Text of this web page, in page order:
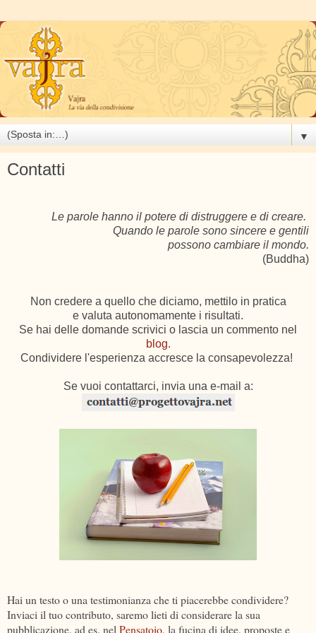
▼
Contatti
Le parole hanno il potere di distruggere e di creare.
Quando le parole sono sincere e gentili
possono cambiare il mondo.
(Buddha)
Non credere a quello che diciamo, mettilo in pratica
e valuta autonomamente i risultati.
Se hai delle domande scrivici o lascia un commento nel
blog.
Condividere l'esperienza accresce la consapevolezza!
Se vuoi contattarci, invia una e-mail a:
Hai un testo o una testimonianza che ti piacerebbe condividere?
Inviaci il tuo contributo, saremo lieti di considerare la sua
pubblicazione, ad es. nel Pensatoio, la fucina di idee, proposte e